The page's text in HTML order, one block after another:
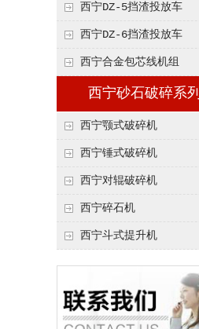
西宁DZ-5挡渣投放车
西宁DZ-6挡渣投放车
西宁合金包芯线机组
西宁砂石破碎系列
西宁颚式破碎机
西宁锤式破碎机
西宁对辊破碎机
西宁碎石机
西宁斗式提升机